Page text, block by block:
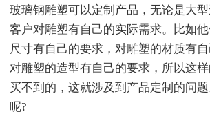
玻璃钢雕塑可以定制产品，无论是大
客户对雕塑有自己的实际需求。比如
尺寸有自己的要求，对雕塑的材质有
对雕塑的造型有自己的要求，所以这
买不到的，这就涉及到产品定制的问
呢?